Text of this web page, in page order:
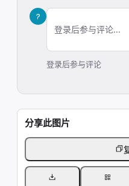
?
登录后参与评论...
登录后参与评论
分享此图片